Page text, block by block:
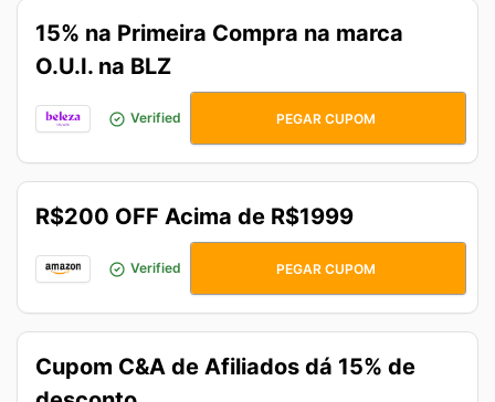
15% na Primeira Compra na marca
O.U.I. na BLZ
Verified OUI15
PEGAR CUPOM
R$200 OFF Acima de R$1999
Verified SEUCUPOM200
PEGAR CUPOM
Cupom C&A de Afiliados dá 15% de